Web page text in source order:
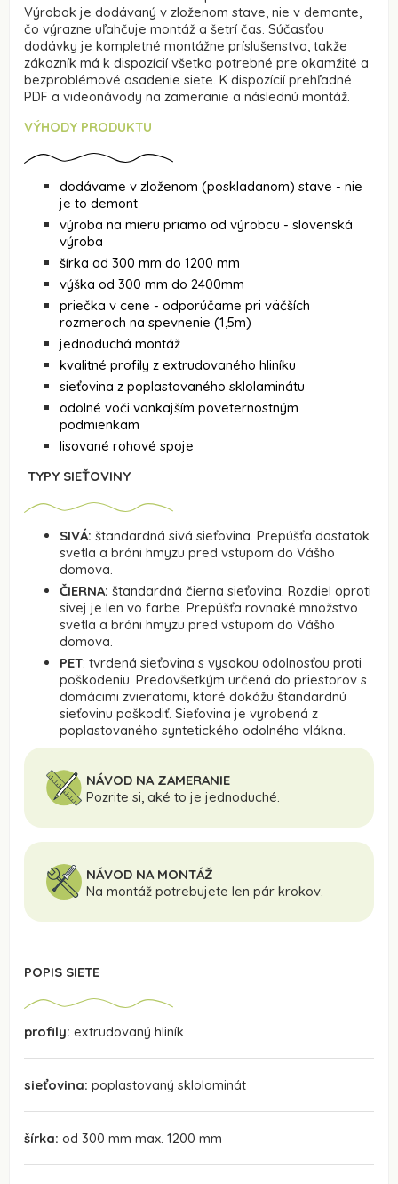
Výrobok je dodávaný v zloženom stave, nie v demonte,
čo výrazne uľahčuje montáž a šetrí čas. Súčasťou
dodávky je kompletné montážne príslušenstvo, takže
zákazník má k dispozícií všetko potrebné pre okamžité a
bezproblémové osadenie siete. K dispozícií prehľadné
PDF a videonávody na zameranie a následnú montáž.
VÝHODY PRODUKTU
dodávame v zloženom (poskladanom) stave - nie
je to demont
výroba na mieru priamo od výrobcu - slovenská
výroba
šírka od 300 mm do 1200 mm
výška od 300 mm do 2400mm
priečka v cene - odporúčame pri väčších
rozmeroch na spevnenie (1,5m)
jednoduchá montáž
kvalitné profily z extrudovaného hliníku
sieťovina z poplastovaného sklolaminátu
odolné voči vonkajším poveternostným
podmienkam
lisované rohové spoje
TYPY SIEŤOVINY
SIVÁ: štandardná sivá sieťovina. Prepúšťa dostatok
svetla a bráni hmyzu pred vstupom do Vášho
domova.
ČIERNA: štandardná čierna sieťovina. Rozdiel oproti
sivej je len vo farbe. Prepúšťa rovnaké množstvo
svetla a bráni hmyzu pred vstupom do Vášho
domova.
PET: tvrdená sieťovina s vysokou odolnosťou proti
poškodeniu. Predovšetkým určená do priestorov s
domácimi zvieratami, ktoré dokážu štandardnú
sieťovinu poškodiť. Sieťovina je vyrobená z
poplastovaného syntetického odolného vlákna.
NÁVOD NA ZAMERANIE
Pozrite si, aké to je jednoduché.
NÁVOD NA MONTÁŽ
Na montáž potrebujete len pár krokov.
POPIS SIETE
profily: extrudovaný hliník
sieťovina: poplastovaný sklolaminát
šírka: od 300 mm max. 1200 mm